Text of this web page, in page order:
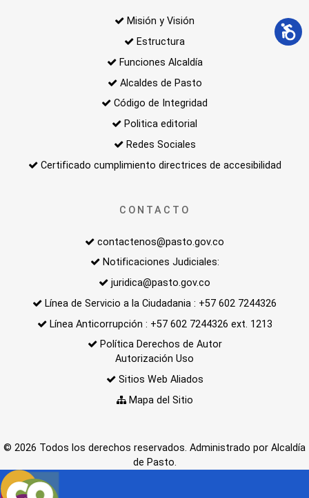
Misión y Visión
Estructura
Funciones Alcaldía
Alcaldes de Pasto
Código de Integridad
Politica editorial
Redes Sociales
Certificado cumplimiento directrices de accesibilidad
CONTACTO
contactenos@pasto.gov.co
Notificaciones Judiciales:
juridica@pasto.gov.co
Línea de Servicio a la Ciudadania : +57 602 7244326
Línea Anticorrupción : +57 602 7244326 ext. 1213
Política Derechos de Autor
Autorización Uso
Sitios Web Aliados
Mapa del Sitio
© 2026 Todos los derechos reservados. Administrado por Alcaldía
de Pasto.